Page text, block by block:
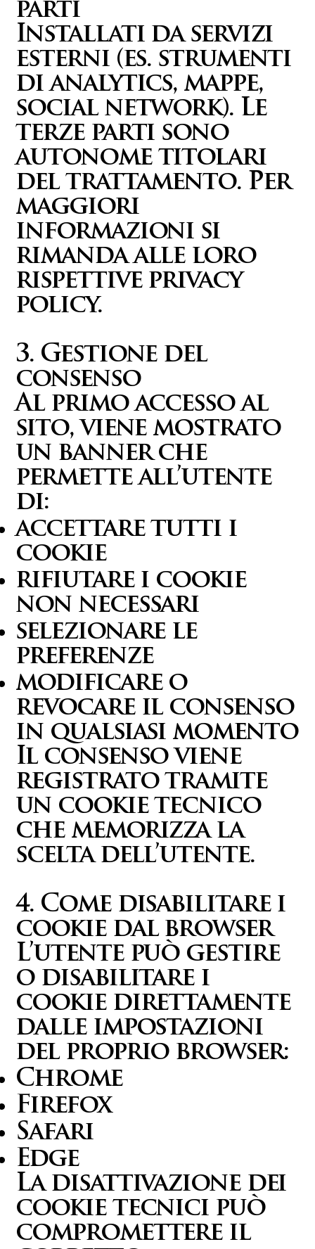
parti
Installati da servizi
esterni (es. strumenti
di analytics, mappe,
social network). Le
terze parti sono
autonome titolari
del trattamento. Per
maggiori
informazioni si
rimanda alle loro
rispettive privacy
policy.
3. Gestione del
consenso
Al primo accesso al
sito, viene mostrato
un banner che
permette all’utente
di:
accettare tutti i
cookie
rifiutare i cookie
non necessari
selezionare le
preferenze
modificare o
revocare il consenso
in qualsiasi momento
Il consenso viene
registrato tramite
un cookie tecnico
che memorizza la
scelta dell’utente.
4. Come disabilitare i
cookie dal browser
L’utente può gestire
o disabilitare i
cookie direttamente
dalle impostazioni
del proprio browser:
Chrome
Firefox
Safari
Edge
La disattivazione dei
cookie tecnici può
compromettere il